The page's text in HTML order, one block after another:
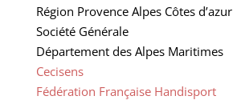
Région Provence Alpes Côtes d’azur
Société Générale
Département des Alpes Maritimes
Cecisens
Fédération Française Handisport